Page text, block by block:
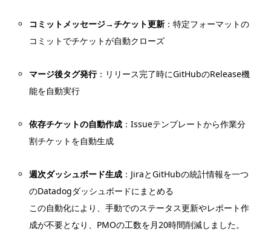
コミットメッセージ→チケット更新 ：特定フォーマットの
コミットでチケットが自動クローズ
マージ後タグ発行：リリース完了時にGitHubのRelease機
能を自動実行
依存チケットの自動作成 ：Issueテンプレートから作業分
割チケットを自動生成
週次ダッシュボード生成 ：JiraとGitHubの統計情報を一つ
のDatadogダッシュボードにまとめる
この自動化により、手動でのステータス更新やレポート作
成が不要となり、PMOの工数を月20時間削減しました。